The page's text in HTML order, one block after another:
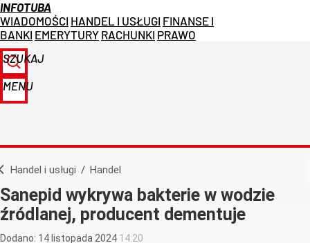
INFOTUBA
WIADOMOŚCI HANDEL I USŁUGI FINANSE I
BANKI EMERYTURY RACHUNKI PRAWO
SZUKAJ
MENU
Handel i usługi / Handel
Sanepid wykrywa bakterie w wodzie
źródlanej, producent dementuje
Dodano: 14 listopada 2024 14:20